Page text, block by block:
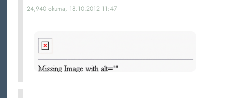
24,940 okuma, 18.10.2012 11:47